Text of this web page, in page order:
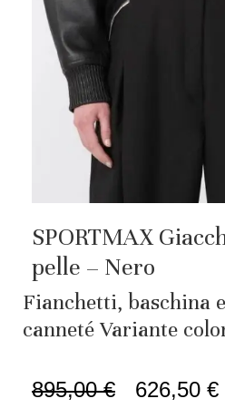
SPORTMAX
pelle – Nero
Fianchetti, baschina
canneté Variante
895,00€ 626,50 €